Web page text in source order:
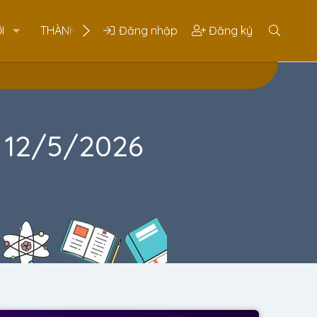
THÀNH VIÊN Đăng nhập Đăng ký
12/5/2026